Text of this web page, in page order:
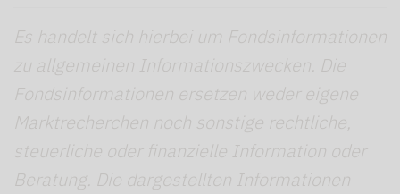
Es handelt sich hierbei um Fondsinformationen
zu allgemeinen Informationszwecken. Die
Fondsinformationen ersetzen weder eigene
Marktrecherchen noch sonstige rechtliche,
steuerliche oder finanzielle Information oder
Beratung. Die dargestellten Informationen